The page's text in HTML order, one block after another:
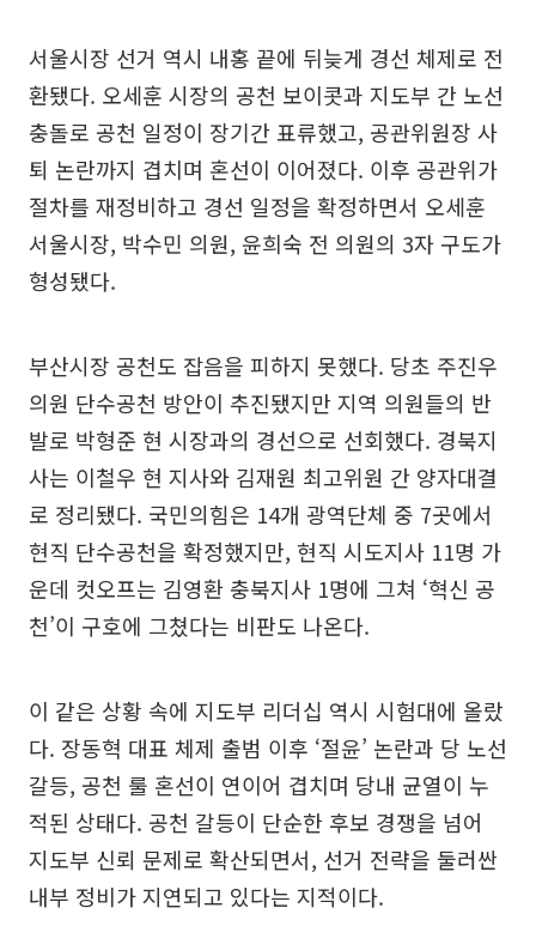
서울시장 선거 역시 내홍 끝에 뒤늦게 경선 체제로 전
환됐다. 오세훈 시장의 공천 보이콧과 지도부 간 노선
충돌로 공천 일정이 장기간 표류했고, 공관위원장 사
퇴 논란까지 겹치며 혼선이 이어졌다. 이후 공관위가
절차를 재정비하고 경선 일정을 확정하면서 오세훈
서울시장, 박수민 의원, 윤희숙 전 의원의 3자 구도가
형성됐다.
부산시장 공천도 잡음을 피하지 못했다. 당초 주진우
의원 단수공천 방안이 추진됐지만 지역 의원들의 반
발로 박형준 현 시장과의 경선으로 선회했다. 경북지
사는 이철우 현 지사와 김재원 최고위원 간 양자대결
로 정리됐다. 국민의힘은 14개 광역단체 중 7곳에서
현직 단수공천을 확정했지만, 현직 시도지사 11명 가
운데 컷오프는 김영환 충북지사 1명에 그쳐 ‘혁신 공
천’이 구호에 그쳤다는 비판도 나온다.
이 같은 상황 속에 지도부 리더십 역시 시험대에 올랐
다. 장동혁 대표 체제 출범 이후 ‘절윤’ 논란과 당 노선
갈등, 공천 룰 혼선이 연이어 겹치며 당내 균열이 누
적된 상태다. 공천 갈등이 단순한 후보 경쟁을 넘어
지도부 신뢰 문제로 확산되면서, 선거 전략을 둘러싼
내부 정비가 지연되고 있다는 지적이다.